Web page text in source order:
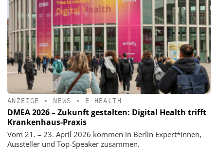
ANZEIGE • NEWS • E-HEALTH
DMEA 2026 – Zukunft gestalten: Digital Health trifft
Krankenhaus-Praxis
Vom 21. – 23. April 2026 kommen in Berlin Expert*innen,
Aussteller und Top-Speaker zusammen.